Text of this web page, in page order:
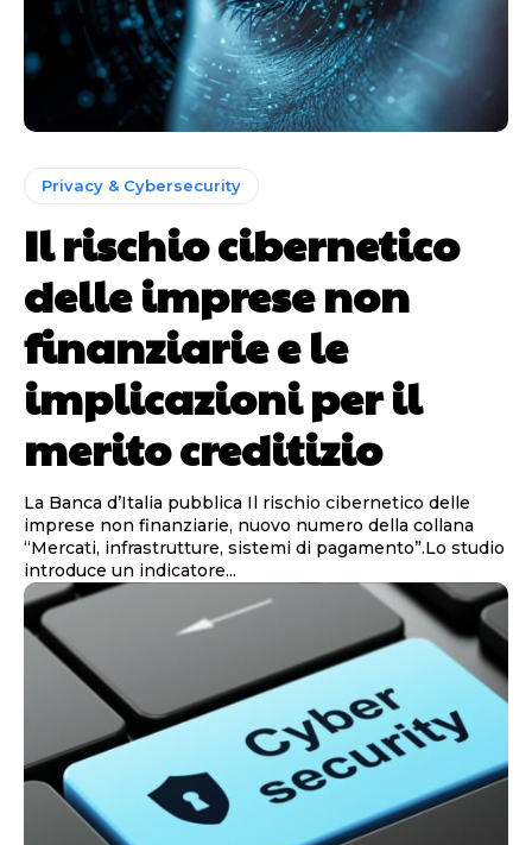
Privacy & Cybersecurity
Il rischio cibernetico
delle imprese non
finanziarie e le
implicazioni per il
merito creditizio
La Banca d’Italia pubblica Il rischio cibernetico delle
imprese non finanziarie, nuovo numero della collana
“Mercati, infrastrutture, sistemi di pagamento”.Lo studio
introduce un indicatore...